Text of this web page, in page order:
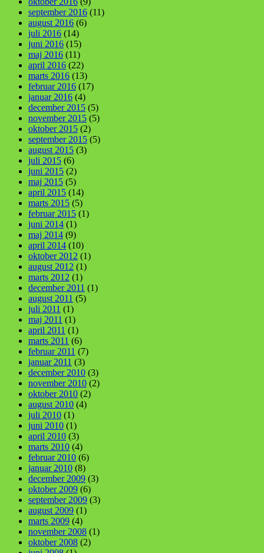
september 2016 (11)
august 2016 (6)
juli 2016 (14)
juni 2016 (15)
maj 2016 (11)
april 2016 (22)
marts 2016 (13)
februar 2016 (17)
januar 2016 (4)
december 2015 (5)
november 2015 (5)
oktober 2015 (2)
september 2015 (5)
august 2015 (3)
juli 2015 (6)
juni 2015 (2)
maj 2015 (5)
april 2015 (14)
marts 2015 (5)
februar 2015 (1)
juni 2014 (1)
maj 2014 (9)
april 2014 (10)
oktober 2012 (1)
august 2012 (1)
marts 2012 (1)
december 2011 (1)
august 2011 (5)
juli 2011 (1)
maj 2011 (1)
april 2011 (1)
marts 2011 (6)
februar 2011 (7)
januar 2011 (3)
december 2010 (3)
november 2010 (2)
oktober 2010 (2)
august 2010 (4)
juli 2010 (1)
juni 2010 (1)
april 2010 (3)
marts 2010 (4)
februar 2010 (6)
januar 2010 (8)
december 2009 (3)
oktober 2009 (6)
september 2009 (3)
august 2009 (1)
marts 2009 (4)
november 2008 (1)
oktober 2008 (2)